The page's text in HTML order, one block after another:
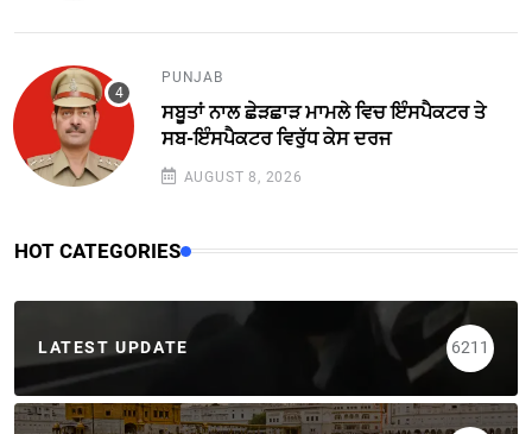
PUNJAB
ਸਬੂਤਾਂ ਨਾਲ ਛੇੜਛਾੜ ਮਾਮਲੇ ਵਿਚ ਇੰਸਪੈਕਟਰ ਤੇ
ਸਬ-ਇੰਸਪੈਕਟਰ ਵਿਰੁੱਧ ਕੇਸ ਦਰਜ
AUGUST 8, 2026
HOT CATEGORIES
LATEST UPDATE 6211